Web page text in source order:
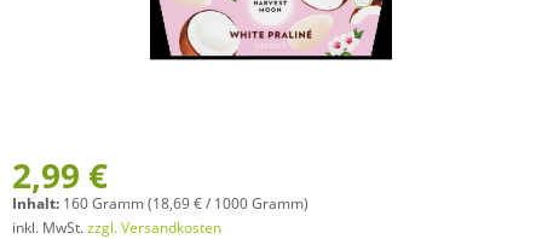
2,99 €
Inhalt: 160 Gramm (18,69 € / 1000 Gramm)
inkl. MwSt.zzgl. Versandkosten